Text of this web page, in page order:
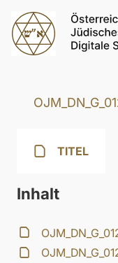
TITEL
Inhalt